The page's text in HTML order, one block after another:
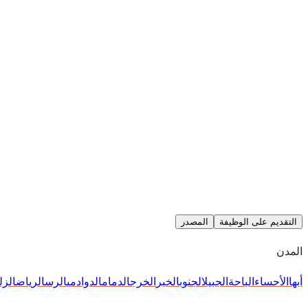
التقديم على الوظيفة المصدر
المدن
أبها الأحساء الباحة الجبيلالجنوبالخبر الخرجالدمامالدوادميالرسالرياض